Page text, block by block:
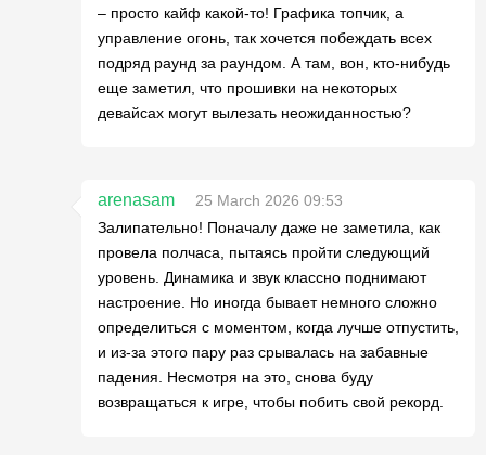
– просто кайф какой-то! Графика топчик, а
управление огонь, так хочется побеждать всех
подряд раунд за раундом. А там, вон, кто-нибудь
еще заметил, что прошивки на некоторых
девайсах могут вылезать неожиданностью?
arenasam
25 March 2026 09:53
Залипательно! Поначалу даже не заметила, как
провела полчаса, пытаясь пройти следующий
уровень. Динамика и звук классно поднимают
настроение. Но иногда бывает немного сложно
определиться с моментом, когда лучше отпустить,
и из-за этого пару раз срывалась на забавные
падения. Несмотря на это, снова буду
возвращаться к игре, чтобы побить свой рекорд.